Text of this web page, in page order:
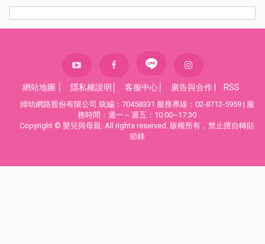
網站地圖 隱私權說明 客服中心 廣告與合作 RSS
婦幼網路股份有限公司 統編：70458331 服務專線：02-8712-5959 | 服
務時間：週一～週五：10:00~17:30
Copyright © 嬰兒與母親. All rights reserved. 版權所有，禁止擅自轉貼
節錄